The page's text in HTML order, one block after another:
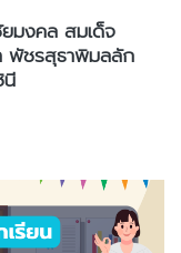
มงคล สมเด็จ
พัชรสุธาพิมลลัก